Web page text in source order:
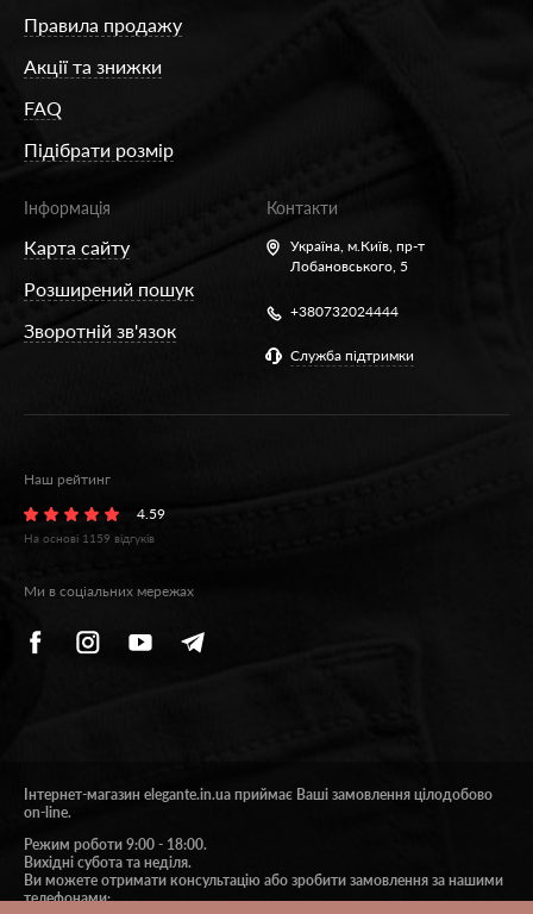
Щоб шви колготок не впивалися в тіло, в
таких виробах їх роблять плоскими. Ціна
моделей залежить від щільності матеріалу,
для підтяжки фігури
Якщо є потреба хоча б іноді трохи
змінювати фігуру, у гардеробі слід мати
колготки з коригувальним ефектом. Під час
вибору слід звертати увагу на ступінь
використання її інтенсивність має бути
якийсь особливий день, можна купувати
Також під час вибору потрібно дивитися на
тип корекції.
актуально за наявності зайвої ваги.
Push UP – підкреслюються сідниці.
Правила продажу
Акції та знижки
FAQ
Підібрати розмір
Інформація
Карта сайту
Розширений пошук
Зворотній зв'язок
Контакти
Україна, м.Київ, пр-т
Лобановського, 5
+380732024444
Служба підтримки
Наш рейтинг
4.59
На основі 1159 відгуків
Ми в соціальних мережах
Інтернет-магазин elegante.in.ua приймає Ваші замовлення цілодобово
on-line.
Режим роботи 9:00 - 18:00.
Вихідні субота та неділя.
Ви можете отримати консультацію або зробити замовлення за нашими
телефонами: